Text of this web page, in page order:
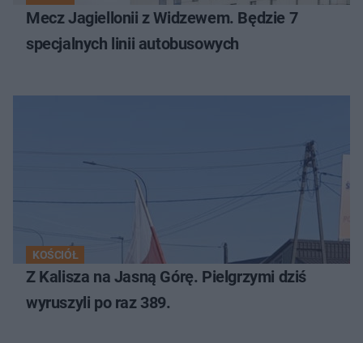
Mecz Jagiellonii z Widzewem. Będzie 7
specjalnych linii autobusowych
KOŚCIÓŁ
Z Kalisza na Jasną Górę. Pielgrzymi dziś
wyruszyli po raz 389.